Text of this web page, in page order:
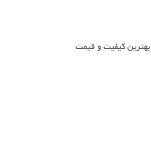
بهترین کیفیت و قیمت